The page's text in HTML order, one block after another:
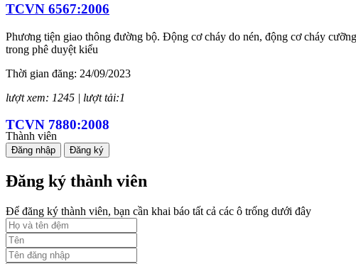
TCVN 6567:2006
Phương tiện giao thông đường bộ. Động cơ cháy do nén, động cơ cháy
trong phê duyệt kiểu
Thời gian đăng: 24/09/2023
lượt xem: 1245 | lượt tải:1
TCVN 7880:2008
Phương tiện giao thông đường bộ. Tiếng ồn phát ra từ ô tô. Yêu cầu và
Thời gian đăng: 24/09/2023
TCVN 6723:2000
Phương tiện giao thông đường bộ. Ô tô khách cỡ nhỏ. Yêu cầu về cấu tạo
Thành viên
Đăng nhập Đăng ký
Đăng ký thành viên
Để đăng ký thành viên, bạn cần khai báo tất cả các ô trống dưới đây